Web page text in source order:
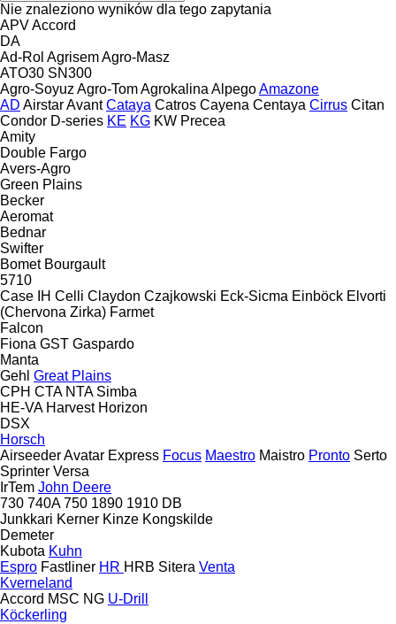
Nie znaleziono wyników dla tego zapytania
APVAccord
DA
Ad-Rol AgrisemAgro-Masz
ATO30 SN300
Agro-Soyuz Agro-TomAgrokalina AlpegoAmazone
AD AirstarAvant Cataya Catros Cayena Centaya Cirrus Citan
Condor D-series KE KG KW Precea
Amity
Double Fargo
Avers-Agro
Green Plains
Becker
Aeromat
Bednar
Swifter
Bomet Bourgault
5710
Case IH Celli Claydon Czajkowski Eck-Sicma Einböck Elvorti
(Chervona Zirka) Farmet
Falcon
Fiona GST Gaspardo
Manta
Gehl Great Plains
CPH CTA NTA Simba
HE-VA Harvest Horizon
DSX
Horsch
AirseederAvatar Express Focus Maestro Maistro Pronto Serto
Sprinter Versa
IrTem John Deere
730 740A 750 1890 1910 DB
Junkkari Kerner Kinze Kongskilde
Demeter
Kubota Kuhn
Espro Fastliner HR HRB Sitera Venta
Kverneland
Accord MSC NG U-Drill
Köckerling